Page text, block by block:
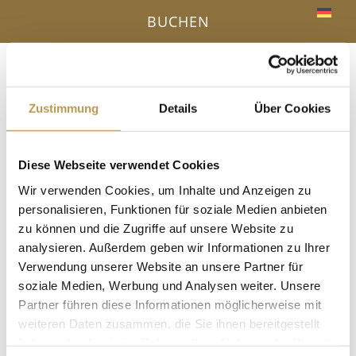
Zustimmung Details Über Cookies
Diese Webseite verwendet Cookies
Wir verwenden Cookies, um Inhalte und Anzeigen zu
personalisieren, Funktionen für soziale Medien anbieten
zu können und die Zugriffe auf unsere Website zu
analysieren. Außerdem geben wir Informationen zu Ihrer
Verwendung unserer Website an unsere Partner für
soziale Medien, Werbung und Analysen weiter. Unsere
Partner führen diese Informationen möglicherweise mit
weiteren Daten zusammen, die Sie ihnen bereitgestellt
a Menü
BUCHEN
Diese Veranstaltung hat bereits stattgefunden.
Sommer in der Provence –
Lavendelaufguss mit Esther
25 Juni, 15:00-15:15